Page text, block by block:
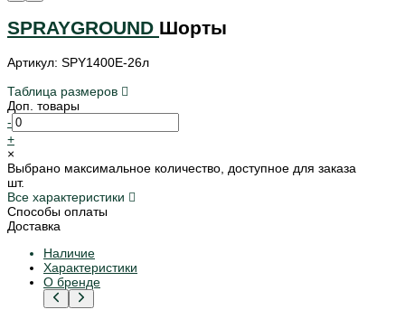
SPRAYGROUND Шорты
Артикул: SPY1400E-26л
Таблица размеров
Доп. товары
-
+
×
Выбрано максимальное количество, доступное для заказа
шт.
Все характеристики
Способы оплаты
Доставка
Наличие
Характеристики
О бренде